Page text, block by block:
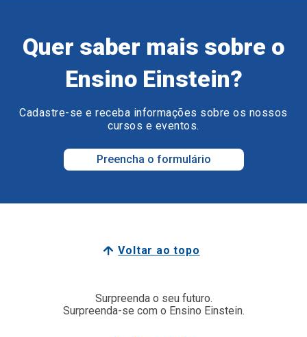
Quer saber mais sobre o
Ensino Einstein?
Cadastre-se e receba informações sobre os nossos
cursos e eventos.
Preencha o formulário
Voltar ao topo
Surpreenda o seu futuro.
Surpreenda-se com o Ensino Einstein.